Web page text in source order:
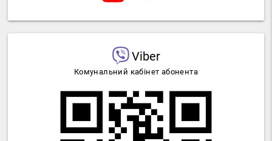
Viber
Комунальний кабінет абонента